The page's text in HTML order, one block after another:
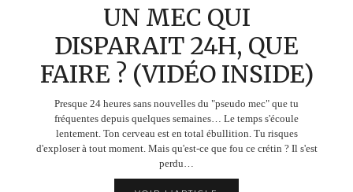
UN MEC QUI
DISPARAIT 24H, QUE
FAIRE ? (VIDÉO INSIDE)
Presque 24 heures sans nouvelles du "pseudo mec" que tu
fréquentes depuis quelques semaines… Le temps s'écoule
lentement. Ton cerveau est en total ébullition. Tu risques
d'exploser à tout moment. Mais qu'est-ce que fou ce crétin ? Il s'est
perdu…